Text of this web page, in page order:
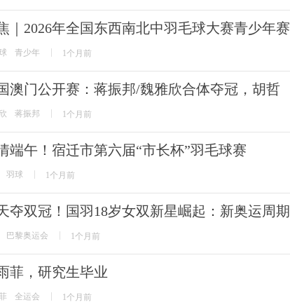
｜2026年全国东西南北中羽毛球大赛青少年赛
青少年 1个月前
澳门公开赛：蒋振邦/魏雅欣合体夺冠，胡哲
蒋振邦 1个月前
端午！宿迁市第六届“市长杯”羽毛球赛
羽球 1个月前
夺双冠！国羽18岁女双新星崛起：新奥运周期
巴黎奥运会 1个月前
菲，研究生毕业
全运会 1个月前